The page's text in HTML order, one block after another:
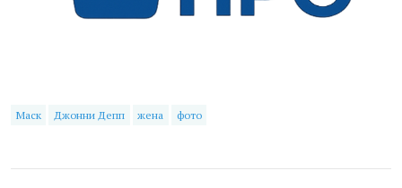
Маск Джонни Депп жена фото